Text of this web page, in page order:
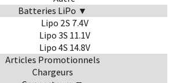
Batteries LiPo ▼
Lipo 2S 7.4V
Lipo 3S 11.1V
Lipo 4S 14.8V
Articles Promotionnels
Chargeurs